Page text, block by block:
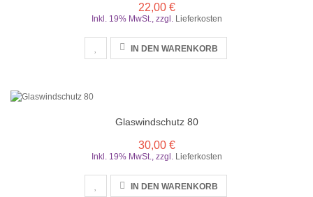
22,00 €
Inkl. 19% MwSt. zzgl. Lieferkosten
IN DEN WARENKORB
Glaswindschutz 80
30,00 €
Inkl. 19% MwSt., zzgl. Lieferkosten
IN DEN WARENKORB